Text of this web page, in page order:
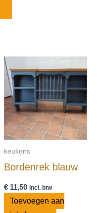
keukens
Bordenrek blauw
€11,50 incl. btw
Toevoegen aan